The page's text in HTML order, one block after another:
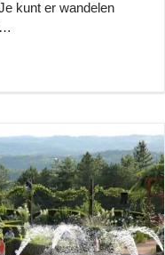
kunt er wandelen